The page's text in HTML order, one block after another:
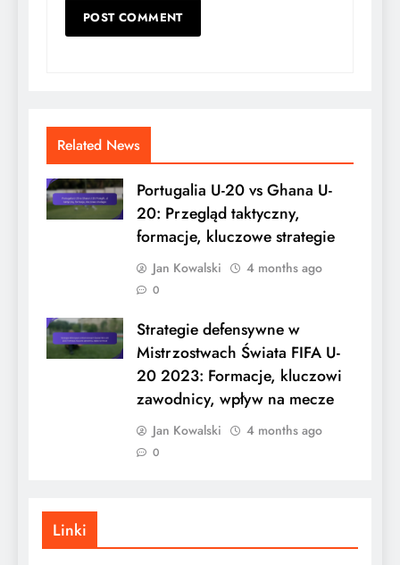
Related News
Portugalia U-20 vs Ghana U-
20: Przegląd taktyczny,
formacje, kluczowe strategie
Jan Kowalski 4 months ago
0
Strategie defensywne w
Mistrzostwach Świata FIFA U-
20 2023: Formacje, kluczowi
zawodnicy, wpływ na mecze
Jan Kowalski 4 months ago
0
Linki